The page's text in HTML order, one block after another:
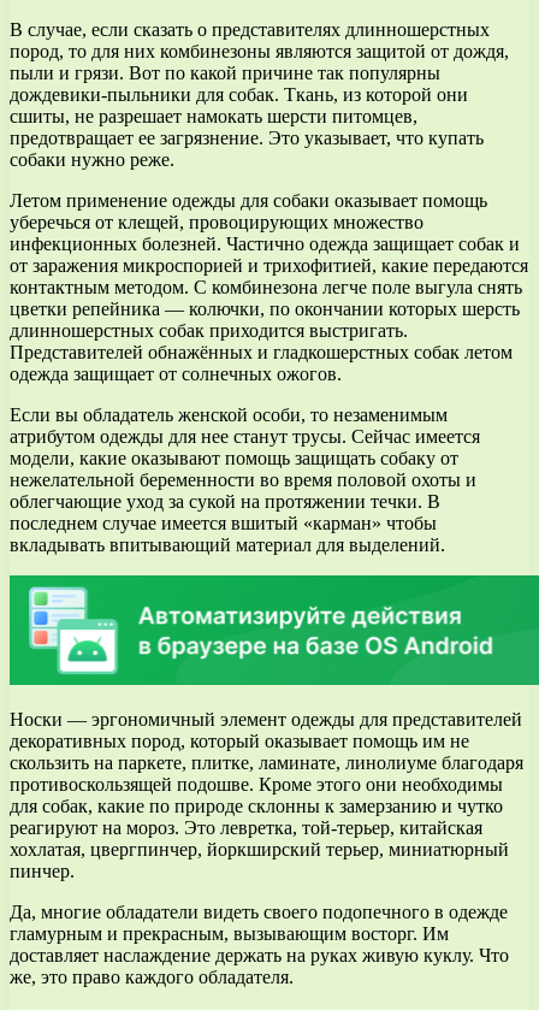
В случае, если сказать о представителях длинношерстных
пород, то для них комбинезоны являются защитой от дождя,
пыли и грязи. Вот по какой причине так популярны
дождевики-пыльники для собак. Ткань, из которой они
сшиты, не разрешает намокать шерсти питомцев,
предотвращает ее загрязнение. Это указывает, что купать
собаки нужно реже.
Летом применение одежды для собаки оказывает помощь
уберечься от клещей, провоцирующих множество
инфекционных болезней. Частично одежда защищает собак и
от заражения микроспорией и трихофитией, какие передаются
контактным методом. С комбинезона легче поле выгула снять
цветки репейника — колючки, по окончании которых шерсть
длинношерстных собак приходится выстригать.
Представителей обнажённых и гладкошерстных собак летом
одежда защищает от солнечных ожогов.
Если вы обладатель женской особи, то незаменимым
атрибутом одежды для нее станут трусы. Сейчас имеется
модели, какие оказывают помощь защищать собаку от
нежелательной беременности во время половой охоты и
облегчающие уход за сукой на протяжении течки. В
последнем случае имеется вшитый «карман» чтобы
вкладывать впитывающий материал для выделений.
Носки — эргономичный элемент одежды для представителей
декоративных пород, который оказывает помощь им не
скользить на паркете, плитке, ламинате, линолиуме благодаря
противоскользящей подошве. Кроме этого они необходимы
для собак, какие по природе склонны к замерзанию и чутко
реагируют на мороз. Это левретка, той-терьер, китайская
хохлатая, цвергпинчер, йоркширский терьер, миниатюрный
пинчер.
Да, многие обладатели видеть своего подопечного в одежде
гламурным и прекрасным, вызывающим восторг. Им
доставляет наслаждение держать на руках живую куклу. Что
же, это право каждого обладателя.